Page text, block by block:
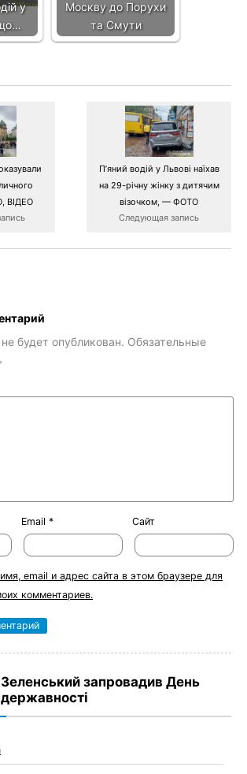
у
Москву до Порухи
та Смути
ВІДЕО
П’яний водій у Львові наїхав
на 29-річну жінку з дитячим
візочком, — ФОТО
Следующая запись
будет опубликован. Обязательные
Email * Сайт
email и адрес сайта в этом браузере для
комментариев.
запровадив День
державності